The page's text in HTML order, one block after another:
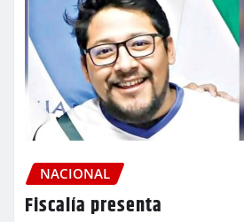
NACIONAL
Fiscalía presenta